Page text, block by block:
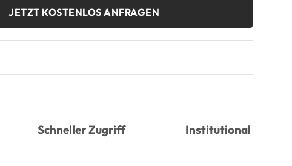
JETZT KOSTENLOS ANFRAGEN
Schneller Zugriff Institutional